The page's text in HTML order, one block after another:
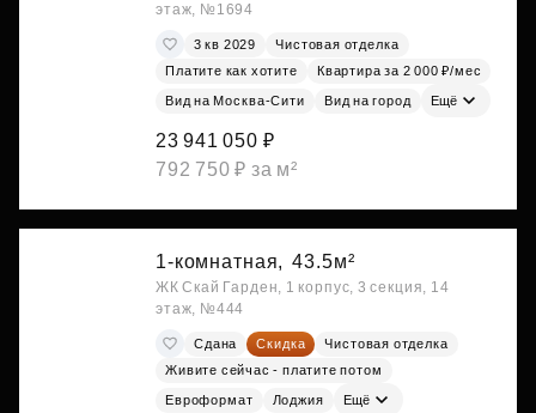
этаж, №1694
3 кв 2029
Чистовая отделка
Платите как хотите
Квартира за 2 000 ₽/мес
Вид на Москва-Сити Вид на город Ещё
23 941 050 ₽
792 750 ₽ за м²
1-комнатная, 43.5м²
ЖК Скай Гарден, 1 корпус, 3 секция, 14
этаж, №444
Сдана Скидка
Чистовая отделка
Живите сейчас - платите потом
Евроформат Лоджия Ещё